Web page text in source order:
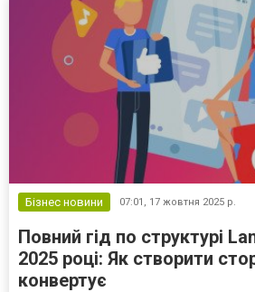
Бізнес новини 07:01, 17 жовтня 2025 р.
Повний гід по структурі
2025 році: Як створити
конвертує